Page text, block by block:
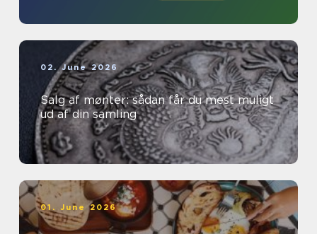
02. June 2026
Salg af mønter: sådan får du mest muligt
ud af din samling
01. June 2026